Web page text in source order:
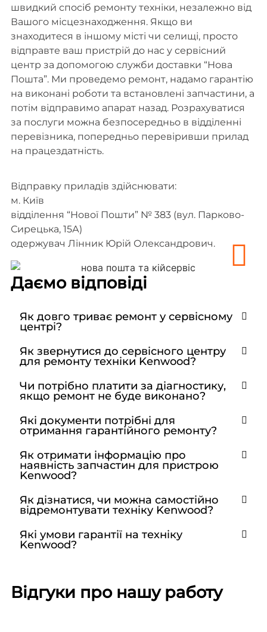
швидкий спосіб ремонту техніки, незалежно від
Вашого місцезнаходження. Якщо ви
знаходитеся в іншому місті чи селищі, просто
відправте ваш пристрій до нас у сервісний
центр за допомогою служби доставки “Нова
Пошта”. Ми проведемо ремонт, надамо гарантію
на виконані роботи та встановлені запчастини, а
потім відправимо апарат назад. Розрахуватися
за послуги можна безпосередньо в відділенні
перевізника, попередньо перевіривши прилад
на працездатність.
Відправку приладів здійснювати:
м. Київ
відділення “Нової Пошти” № 383 (вул. Парково-
Сирецька, 15А)
одержувач Лінник Юрій Олександрович.
Даємо відповіді
Як довго триває ремонт у сервісному
центрі?
Як звернутися до сервісного центру
для ремонту техніки Kenwood?
Чи потрібно платити за діагностику,
якщо ремонт не буде виконано?
Які документи потрібні для
отримання гарантійного ремонту?
Як отримати інформацію про
наявність запчастин для пристрою
Kenwood?
Як дізнатися, чи можна самостійно
відремонтувати техніку Kenwood?
Які умови гарантії на техніку
Kenwood?
Відгуки про нашу работу